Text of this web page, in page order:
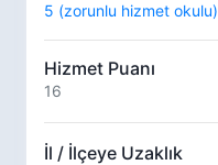
5 (zorunlu hizmet okulu)
Hizmet Puanı
16
İl / İlçeye Uzaklık